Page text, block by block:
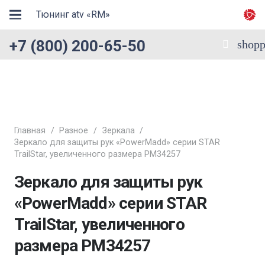
Тюнинг atv «RM»
+7 (800) 200-65-50
Главная / Разное / Зеркала /
Зеркало для защиты рук «PowerMadd» серии STAR
TrailStar, увеличенного размера PM34257
Зеркало для защиты рук
«PowerMadd» серии STAR
TrailStar, увеличенного
размера PM34257